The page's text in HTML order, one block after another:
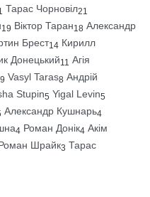
Тарас Чорновіл21
19 Віктор Таран18 Александр
Брест14 Кирилл
Донецький11 Агія
9 Vasyl Taras8 Андрій
Stupin5 Yigal Levin5
Александр Кушнарь4
4 Роман Донік4 Акім
Роман Шрайк3 Тарас